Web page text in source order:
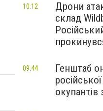
Дрони
склад
10:12
Генштаб
окупантів
09:44